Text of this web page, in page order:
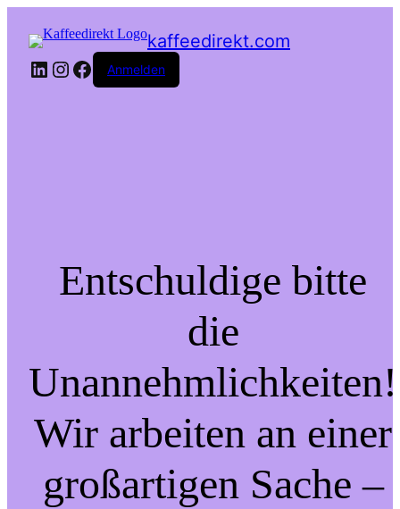
kaffeedirekt.com
LinkedIn
Instagram
Facebook
Anmelden
Entschuldige bitte
die
Unannehmlichkeiten!
Wir arbeiten an einer
großartigen Sache –